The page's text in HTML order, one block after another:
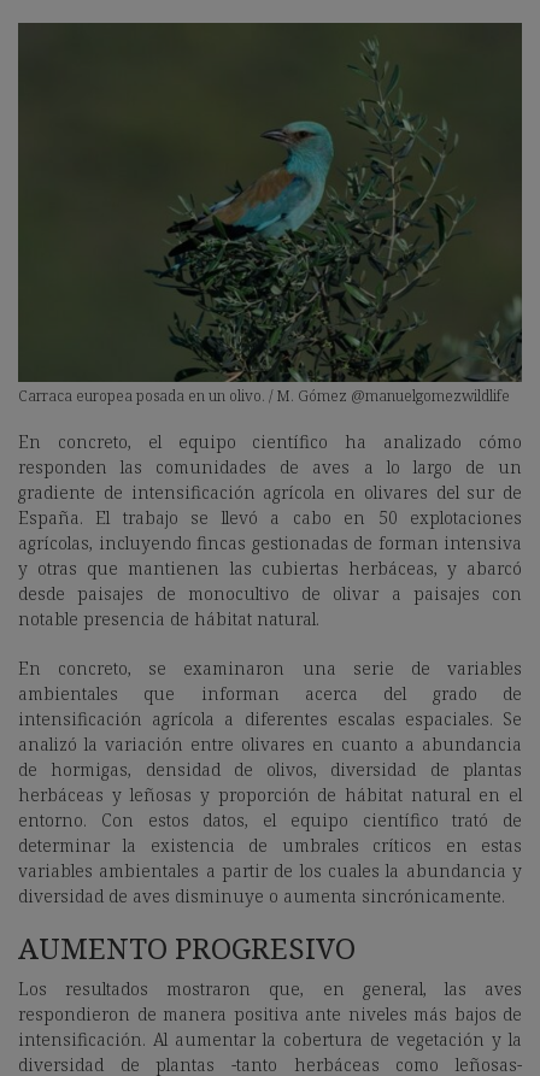
Carraca europea posada en un olivo. / M. Gómez @manuelgomezwildlife
En concreto, el equipo científico ha analizado cómo
responden las comunidades de aves a lo largo de un
gradiente de intensificación agrícola en olivares del sur de
España. El trabajo se llevó a cabo en 50 explotaciones
agrícolas, incluyendo fincas gestionadas de forman intensiva
y otras que mantienen las cubiertas herbáceas, y abarcó
desde paisajes de monocultivo de olivar a paisajes con
notable presencia de hábitat natural.
En concreto, se examinaron una serie de variables
ambientales que informan acerca del grado de
intensificación agrícola a diferentes escalas espaciales. Se
analizó la variación entre olivares en cuanto a abundancia
de hormigas, densidad de olivos, diversidad de plantas
herbáceas y leñosas y proporción de hábitat natural en el
entorno. Con estos datos, el equipo científico trató de
determinar la existencia de umbrales críticos en estas
variables ambientales a partir de los cuales la abundancia y
diversidad de aves disminuye o aumenta sincrónicamente.
AUMENTO PROGRESIVO
Los resultados mostraron que, en general, las aves
respondieron de manera positiva ante niveles más bajos de
intensificación. Al aumentar la cobertura de vegetación y la
diversidad de plantas -tanto herbáceas como leñosas-